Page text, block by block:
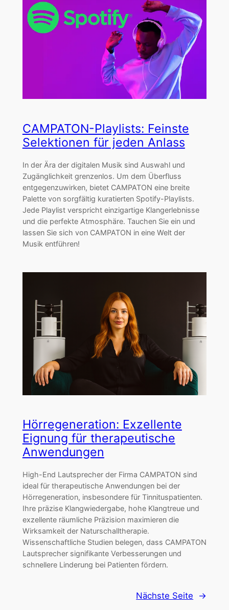
CAMPATON-Playlists: Feinste
Selektionen für jeden Anlass
In der Ära der digitalen Musik sind Auswahl und
Zugänglichkeit grenzenlos. Um dem Überfluss
entgegenzuwirken, bietet CAMPATON eine breite
Palette von sorgfältig kuratierten Spotify-Playlists.
Jede Playlist verspricht einzigartige Klangerlebnisse
und die perfekte Atmosphäre. Tauchen Sie ein und
lassen Sie sich von CAMPATON in eine Welt der
Musik entführen!
Hörregeneration: Exzellente
Eignung für therapeutische
Anwendungen
High-End Lautsprecher der Firma CAMPATON sind
ideal für therapeutische Anwendungen bei der
Hörregeneration, insbesondere für Tinnituspatienten.
Ihre präzise Klangwiedergabe, hohe Klangtreue und
exzellente räumliche Präzision maximieren die
Wirksamkeit der Naturschalltherapie.
Wissenschaftliche Studien belegen, dass CAMPATON
Lautsprecher signifikante Verbesserungen und
schnellere Linderung bei Patienten fördern.
Nächste Seite →